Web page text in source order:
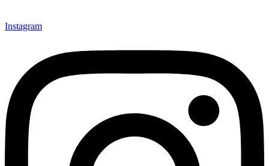
Instagram